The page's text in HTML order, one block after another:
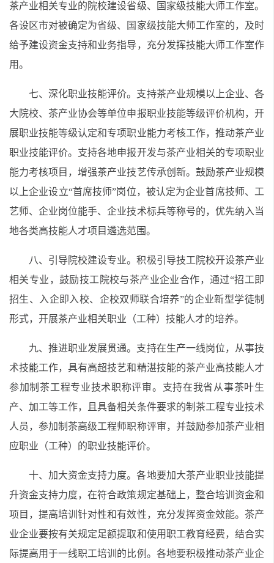
茶产业相关专业的院校建设省级、国家级技能大师工作室。
各设区市对被确定为省级、国家级技能大师工作室的，及时
给予建设资金支持和业务指导，充分发挥技能大师工作室作
用。
七、深化职业技能评价。支持茶产业规模以上企业、各
大院校、茶产业协会等单位申报职业技能等级评价机构，开
展职业技能等级认定和专项职业能力考核工作，推动茶产业
职业技能评价。支持各地申报开发与茶产业相关的专项职业
能力考核项目，增强茶产业技艺传承创新。鼓励茶产业规模
以上企业设立“首席技师”岗位，被认定为企业首席技师、工
艺师、企业岗位能手、企业技术标兵等称号的，优先纳入当
地各类高技能人才项目遴选范围。
八、引导院校建设专业。积极引导技工院校开设茶产业
相关专业，鼓励技工院校与茶产业企业合作，通过“招工即
招生、入企即入校、企校双师联合培养”的企业新型学徒制
形式，开展茶产业相关职业（工种）技能人才的培养。
九、推进职业发展贯通。支持在生产一线岗位，从事技
术技能工作，具有高超技艺和精湛技能的茶产业高技能人才
参加制茶工程专业技术职称评审。支持在我省从事茶叶生
产、加工等工作，且具备相关条件要求的制茶工程专业技术
人员，参加制茶高级工程师职称评审，并鼓励参加茶产业相
应职业（工种）的职业技能评价。
十、加大资金支持力度。各地要加大茶产业职业技能提
升资金支持力度，在符合政策规定基础上，整合培训资金和
项目，提高培训针对性和有效性，充分发挥资金效能。茶产
业企业要按有关规定足额提取和使用职工教育经费，结合实
际提高用于一线职工培训的比例。各地要积极推动茶产业企